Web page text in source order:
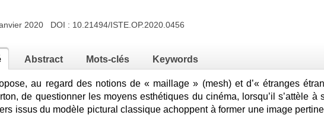
2020 DOI : 10.21494/ISTE.OP.2020.0456
Abstract Mots-clés Keywords
au regard des notions de « maillage » (mesh) et d’« étranges
de questionner les moyens esthétiques du cinéma, lorsqu’il s’attèle
issus du modèle pictural classique achoppent à former une image